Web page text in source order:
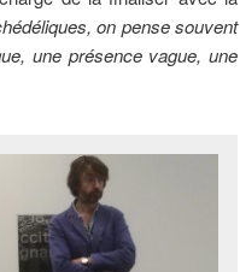
on pense souvent
une présence vague, une